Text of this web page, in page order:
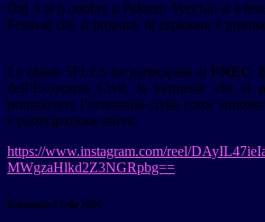
Dal 3 al 6 ottobre a Palazzo Vecchio si è
Festival che si propone di esplorare e
.
La classe 5FLES ha partecipato alFNEC
dell’Economia Civil, la kermesse che si
promuovere l’economia civile come
e partecipazione attiva.
https://www.instagram.com/reel/
MWgzaHlkd2Z3NGRpbg==
Economia Civile 2024